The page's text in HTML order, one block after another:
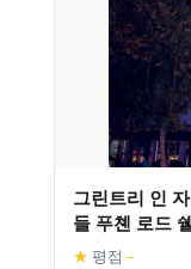
그린트리 인
들 푸쳰 로드
★ 평점 –